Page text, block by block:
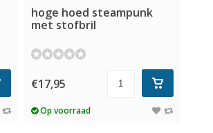
hoge hoed steampunk
met stofbril
€17,95
Op voorraad